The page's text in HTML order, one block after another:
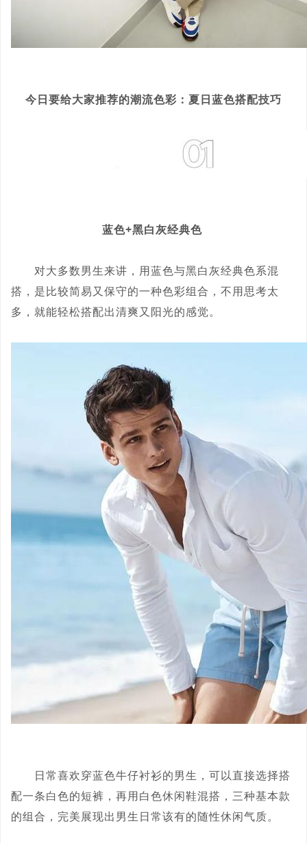
今日要给大家推荐的潮流色彩： 夏日蓝色搭配技巧
蓝色+黑白灰经典色
对大多数男生来讲，用蓝色与黑白灰经典色系混
搭，是比较简易又保守的一种色彩组合，不用思考太
多，就能轻松搭配出清爽又阳光的感觉。
日常喜欢穿蓝色牛仔衬衫的男生，可以直接选择搭
配一条白色的短裤，再用白色休闲鞋混搭，三种基本款
的组合，完美展现出男生日常该有的随性休闲气质。